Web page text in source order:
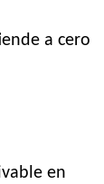
a cero
en